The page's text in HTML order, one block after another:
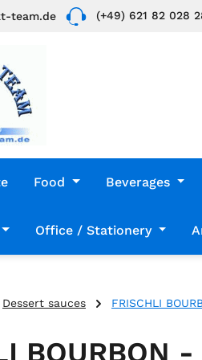
team.de (+49) 621 82 028
Food Beverages
Office / Stationery
Dessert sauces FRISCHLI
BOURBON